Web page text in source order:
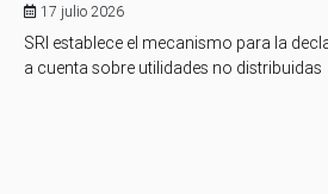
17 julio 2026
SRI establece el mecanismo para la
a cuenta sobre utilidades no distribuidas